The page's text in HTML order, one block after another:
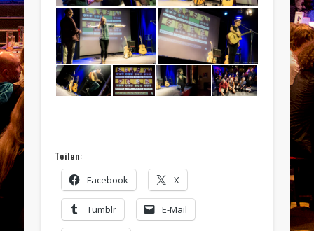
Teilen:
Facebook X
Tumblr E-Mail